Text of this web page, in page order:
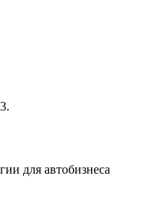
для автобизнеса